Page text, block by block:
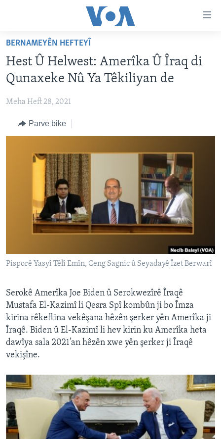
Yekser
naveroka
serekî
here
serekî
Yekser
Lêgerînê
DESTPÊK
FOTO GALERÎ
RADYO
HERÊMÊN KURDAN
AMERÎKA
TIRKÎYE
ROJHILATA NAVÎN
CÎHAN
ÇAND Û HUNER
SORANÎ
Learning English
FOLLOW US
BERNAMEYÊN HEFTEYÎ
Hest Û Helwest: Amerîka Û Îraq di
Qunaxeke Nû Ya Têkiliyan de
Meha Heft 28, 2021
Parve bike
Pisporê Yasyî Têlî Emîn, Ceng Sagnic û Seyadayê Îzet Berwarî
Serokê Amerîka Joe Biden û Serokwezîrê Îraqê
Mustafa El-Kazimî li Qesra Spî kombûn ji bo Îmza
kirina rêkeftina vekêşana hêzên şerker yên Amerîka ji
Îraqê. Biden û El-Kazimî li hev kirin ku Amerîka heta
dawîya sala 2021’an hêzên xwe yên şerker ji Îraqê
vekişîne.